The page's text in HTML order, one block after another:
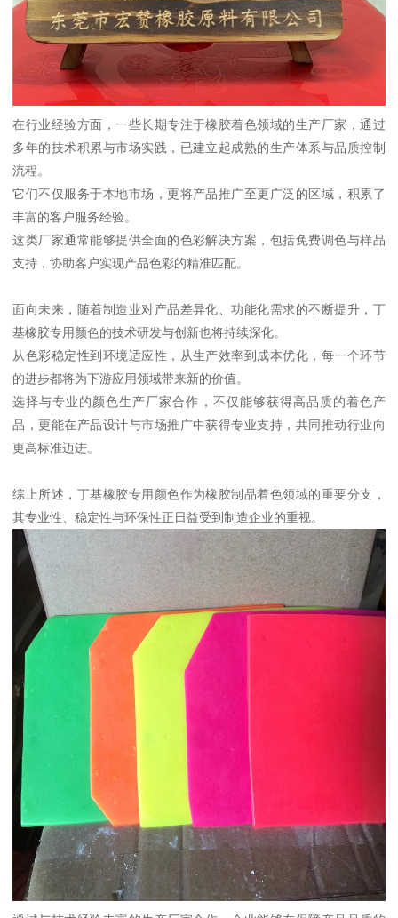
在行业经验方面，一些长期专注于橡胶着色领域的生产厂家，通过
多年的技术积累与市场实践，已建立起成熟的生产体系与品质控制
流程。
它们不仅服务于本地市场，更将产品推广至更广泛的区域，积累了
丰富的客户服务经验。
这类厂家通常能够提供全面的色彩解决方案，包括免费调色与样品
支持，协助客户实现产品色彩的精准匹配。
面向未来，随着制造业对产品差异化、功能化需求的不断提升，丁
基橡胶专用颜色的技术研发与创新也将持续深化。
从色彩稳定性到环境适应性，从生产效率到成本优化，每一个环节
的进步都将为下游应用领域带来新的价值。
选择与专业的颜色生产厂家合作，不仅能够获得高品质的着色产
品，更能在产品设计与市场推广中获得专业支持，共同推动行业向
更高标准迈进。
综上所述，丁基橡胶专用颜色作为橡胶制品着色领域的重要分支，
其专业性、稳定性与环保性正日益受到制造企业的重视。